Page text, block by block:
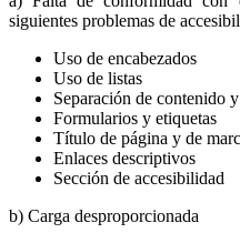
siguientes problemas de
Uso de encabezados
Uso de listas
Separación de contenido
Formularios y etiquetas
Título de página y de
Enlaces descriptivos
Sección de accesibilidad
b) Carga desproporcionada